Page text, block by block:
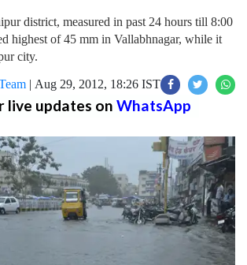
district, measured in past 24 hours till 8:00
highest of 45 mm in Vallabhnagar, while it
city.
| Aug 29, 2012, 18:26 IST
live updates on WhatsApp